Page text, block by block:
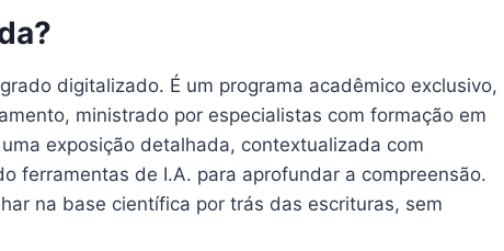
digitalizado. É um programa acadêmico exclusivo,
ministrado por especialistas com formação em
exposição detalhada, contextualizada com
ferramentas de I.A. para aprofundar a compreensão.
na base científica por trás das escrituras, sem